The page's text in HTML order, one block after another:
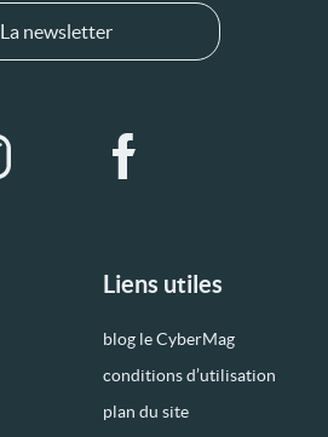
Liens utiles
blog le CyberMag
conditions d’utilisation
plan du site
La newsletter